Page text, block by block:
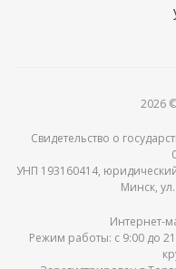
2026
Свидетельство о
УНП 193160414,
Минск,
Интернет-
Режим работы: c 9:00 до